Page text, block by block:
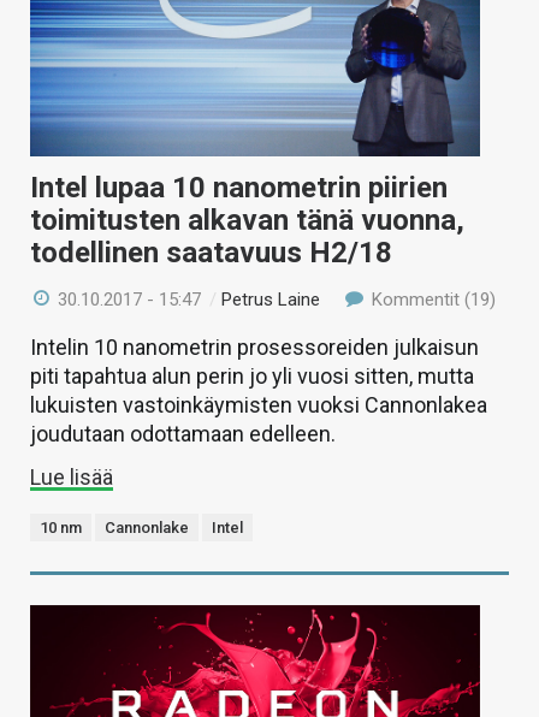
Intel lupaa 10 nanometrin piirien
toimitusten alkavan tänä vuonna,
todellinen saatavuus H2/18
30.10.2017 - 15:47 /Petrus Laine Kommentit (19)
Intelin 10 nanometrin prosessoreiden julkaisun
piti tapahtua alun perin jo yli vuosi sitten, mutta
lukuisten vastoinkäymisten vuoksi Cannonlakea
joudutaan odottamaan edelleen.
Lue lisää
10 nm Cannonlake Intel